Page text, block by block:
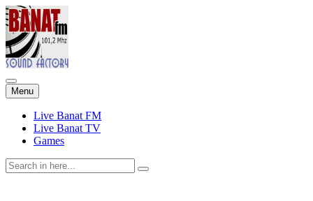
Menu Skip
to
content
Live Banat FM
Live Banat TV
Games
Search
for: